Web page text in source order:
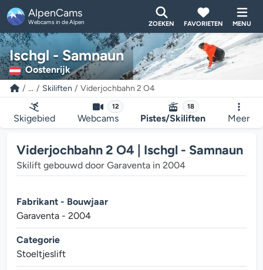
AlpenCams
Webcams in de Alpen ZOEKEN FAVORIETEN MENU
Ischgl - Samnaun
Oostenrijk
... Skiliften Viderjochbahn 2 O4
Skigebied
12
Webcams
18
Pistes/Skiliften Meer
Viderjochbahn 2 O4 | Ischgl - Samnaun
Skilift gebouwd door Garaventa in 2004
Fabrikant - Bouwjaar
Garaventa - 2004
Categorie
Stoeltjeslift